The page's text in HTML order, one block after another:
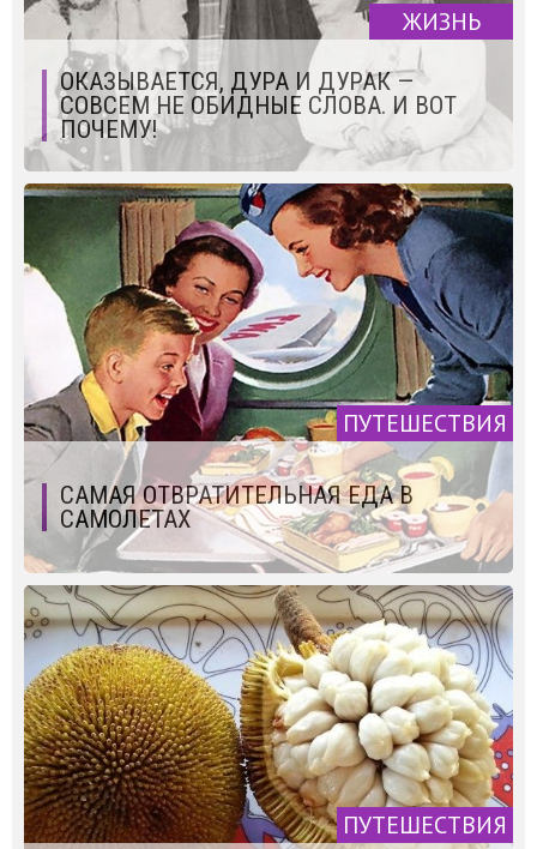
ЖИЗНЬ
ОКАЗЫВАЕТСЯ, ДУРА И ДУРАК —
СОВСЕМ НЕ ОБИДНЫЕ СЛОВА. И ВОТ
ПОЧЕМУ!
ПУТЕШЕСТВИЯ
САМАЯ ОТВРАТИТЕЛЬНАЯ ЕДА В
САМОЛЕТАХ
ПУТЕШЕСТВИЯ